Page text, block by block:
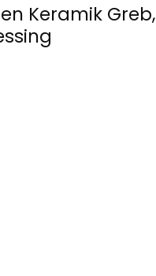
Keramik Greb,